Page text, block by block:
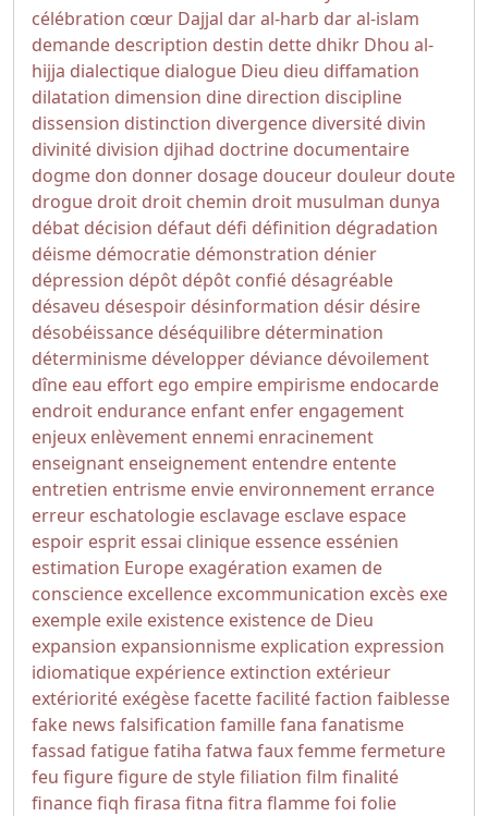
célébration cœur Dajjal dar al-harb dar al-islam
demande description destin dette dhikr Dhou al-
hijja dialectique dialogue Dieu dieu diffamation
dilatation dimension dine direction discipline
dissension distinction divergence diversité divin
divinité division djihad doctrine documentaire
dogme don donner dosage douceur douleur doute
drogue droit droit chemin droit musulman dunya
débat décision défaut défi définition dégradation
déisme démocratie démonstration dénier
dépression dépôt dépôt confié désagréable
désaveu désespoir désinformation désir désire
désobéissance déséquilibre détermination
déterminisme développer déviance dévoilement
dîne eau effort ego empire empirisme endocarde
endroit endurance enfant enfer engagement
enjeux enlèvement ennemi enracinement
enseignant enseignement entendre entente
entretien entrisme envie environnement errance
erreur eschatologie esclavage esclave espace
espoir esprit essai clinique essence essénien
estimation Europe exagération examen de
conscience excellence excommunication excès exe
exemple exile existence existence de Dieu
expansion expansionnisme explication expression
idiomatique expérience extinction extérieur
extériorité exégèsefacettefacilitéfaction faiblesse
fake news falsification famillefana fanatisme
fassad fatiguefatiha fatwa fauxfemmefermeture
feu figurefigure de stylefiliation film finalité
financefiqh firasa fitna fitra flammefoi folie